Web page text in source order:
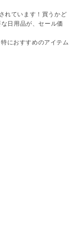
れています！買うかど
日用品が、セール価
におすすめのアイテム